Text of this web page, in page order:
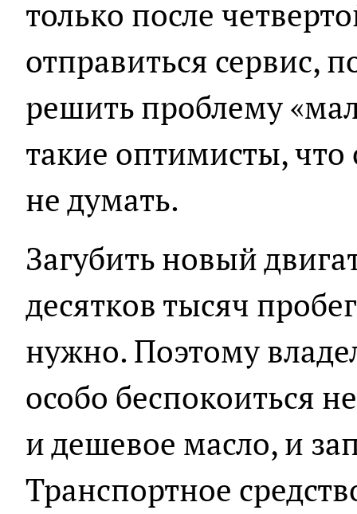
только после
отправиться сервис,
решить проблему
такие оптимисты,
не думать.
Загубить новый
десятков тысяч
нужно. Поэтому
особо беспокоиться
и дешевое масло, и
Транспортное